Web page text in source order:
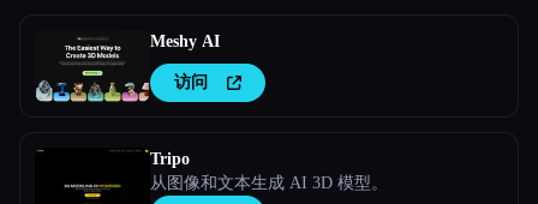
Meshy AI
访问
Tripo
从图像和文本生成 AI 3D 模型。